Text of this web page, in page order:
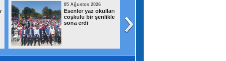
05 Ağustos 2026
Esenler yaz okulları
coşkulu bir şenlikle
sona erdi